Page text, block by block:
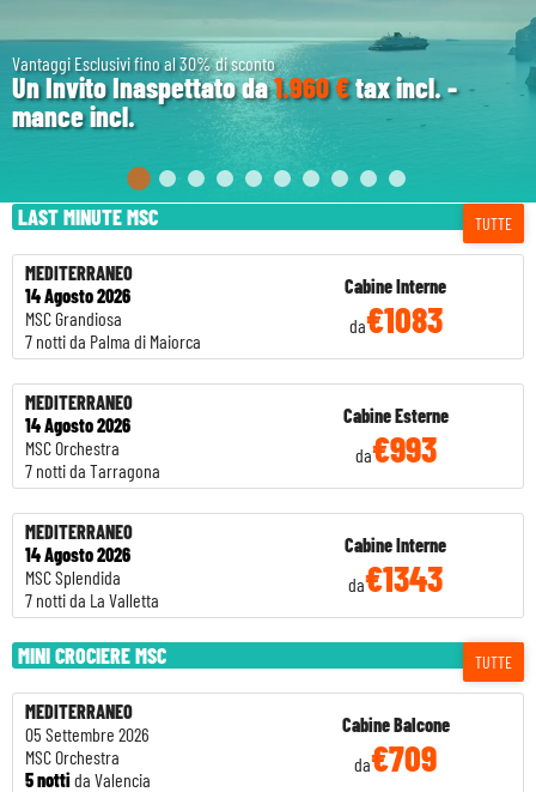
MINI CROCIERE MSC TUTTE
MEDITERRANEO
05 Settembre 2026
MSC Orchestra
5 nottida Valencia
Cabine Balcone
da€709
LAST MINUTE MSC TUTTE
MEDITERRANEO
14 Agosto 2026
MSC Grandiosa
7 notti da Palma di Maiorca
Cabine Interne
da€1083
MEDITERRANEO
14 Agosto 2026
MSC Orchestra
7 notti da Tarragona
Cabine Esterne
da€993
MEDITERRANEO
14 Agosto 2026
MSC Splendida
7 notti da La Valletta
Cabine Interne
da€1343
Vantaggi Esclusivi fino al 30% di sconto
Un Invito Inaspettato da1.960 €tax incl. -
mance incl.